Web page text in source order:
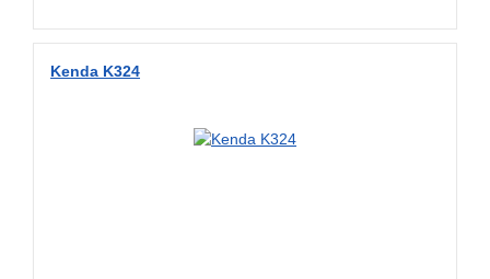
Kenda K324